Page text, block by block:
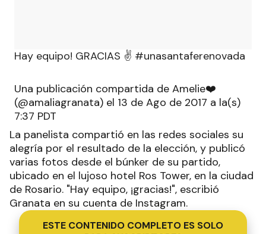
Hay equipo! GRACIAS ✌ #unasantaferenovada
Una publicación compartida de Amelie❤️
(@amaliagranata) el 13 de Ago de 2017 a la(s)
7:37 PDT
La panelista compartió en las redes sociales su
alegría por el resultado de la elección, y publicó
varias fotos desde el búnker de su partido,
ubicado en el lujoso hotel Ros Tower, en la ciudad
de Rosario. "Hay equipo, ¡gracias!", escribió
Granata en su cuenta de Instagram.
ESTE CONTENIDO COMPLETO ES SOLO